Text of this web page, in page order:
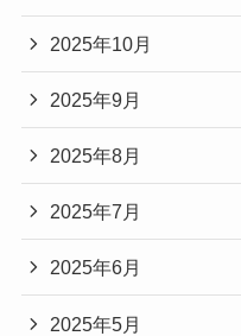
2025年10月
2025年9月
2025年8月
2025年7月
2025年6月
2025年5月